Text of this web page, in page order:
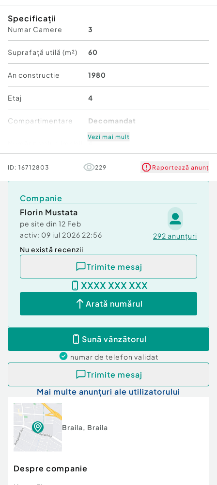
clinici medicale si mijloace transport in comun.
Pret usor negociabil.
Id intern: P228446
Confort:1
Tip imobil:
Bloc de apartamente
Număr Băi:
Comision cumpărător:
Specificații
Numar Camere 3
Suprafață utilă (m²) 60
An constructie 1980
Etaj 4
Compartimentare Decomandat
Mobilat/Utilat 3
Comfort
Vezi mai mult
ID: 16712803 229 Raportează anunț
Companie
Florin Mustata
pe site din 12 Feb
activ: 09 iul 2026 22:56 292 anunțuri
Nu există recenzii
Trimite mesaj
XXXX XXX XXX
Arată numărul
Sună vânzătorul
numar de telefon validat
Trimite mesaj
Mai multe anunțuri ale utilizatorului
Braila, Braila
Despre companie